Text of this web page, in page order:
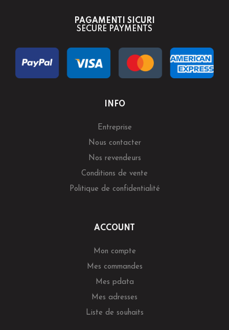
PAGAMENTI SICURI
SECURE PAYMENTS
INFO
Entreprise
Nous contacter
Nos revendeurs
Conditions de vente
Politique de confidentialité
ACCOUNT
Mon compte
Mes commandes
Mes pdata
Mes adresses
Liste de souhaits